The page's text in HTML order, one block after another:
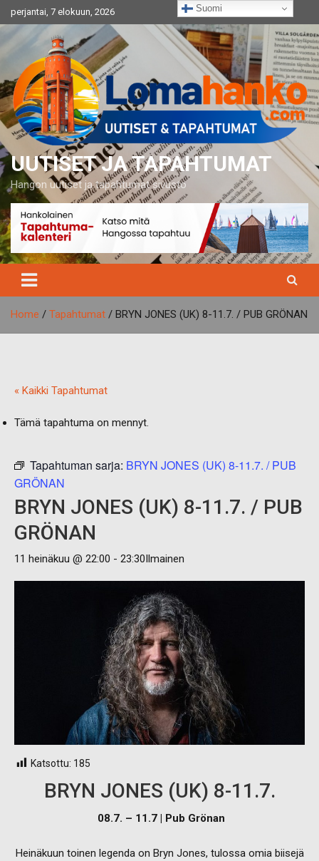
to
content
perjantai, 7 elokuun, 2026
UUTISET JA TAPAHTUMAT
Hangon uutiset ja tapahtumat sivusto
Home Tapahtumat BRYN JONES (UK) 8-11.7. / PUB GRÖNAN
« Kaikki Tapahtumat
Tämä tapahtuma on mennyt.
Tapahtuman sarja: BRYN JONES (UK) 8-11.7. / PUB
GRÖNAN
BRYN JONES (UK) 8-11.7. / PUB
GRÖNAN
11 heinäkuu @ 22:00 - 23:30Ilmainen
Katsottu: 185
BRYN JONES (UK) 8-11.7.
08.7. – 11.7 | Pub Grönan
Heinäkuun toinen legenda on Bryn Jones, tulossa omia biisejä
Suomi